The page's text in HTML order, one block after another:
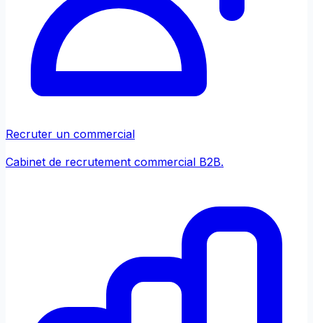
Recruter un commercial
Cabinet de recrutement commercial B2B.